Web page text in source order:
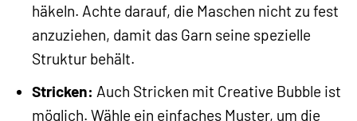
häkeln. Achte darauf, die Maschen nicht zu fest
anzuziehen, damit das Garn seine spezielle
Struktur behält.
Stricken: Auch Stricken mit Creative Bubble ist
möglich. Wähle ein einfaches Muster, um die